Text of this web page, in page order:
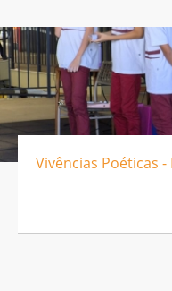
Vivências Poéticas